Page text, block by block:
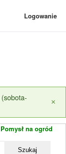
Logowanie
×
Pomysł na ogród
Szukaj